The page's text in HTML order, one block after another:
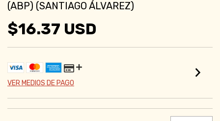
(ABP) (SANTIAGO ÁLVAREZ)
$16.37 USD
VER MEDIOS DE PAGO